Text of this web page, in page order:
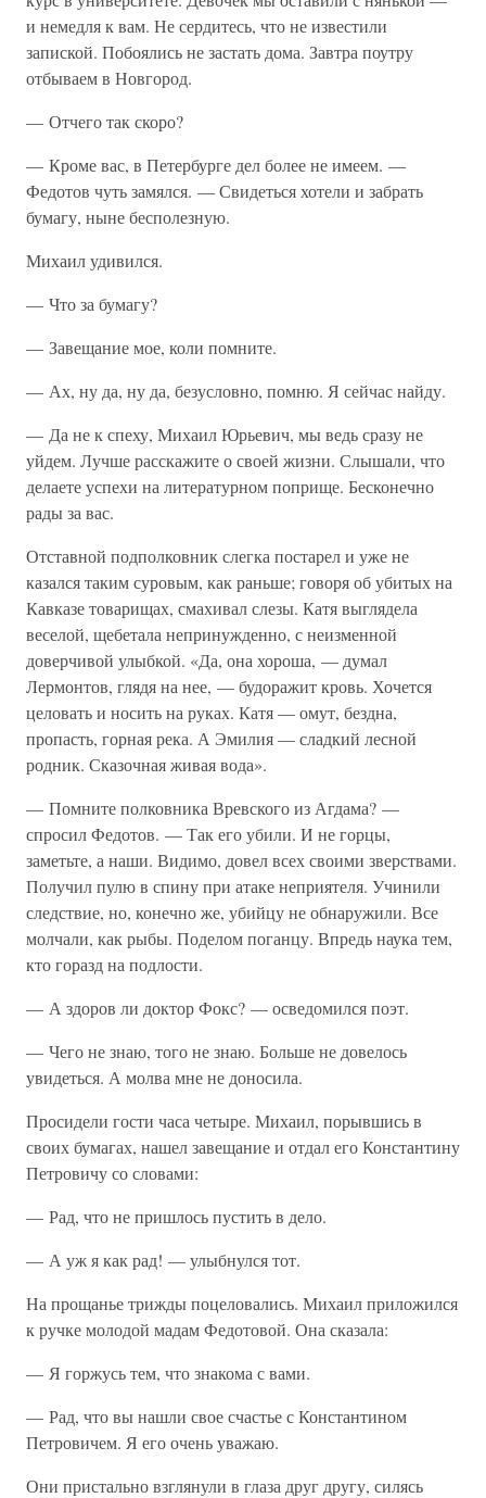
и немедля к вам. Не сердитесь, что не известили
запиской. Побоялись не застать дома. Завтра поутру
отбываем в Новгород.
— Отчего так скоро?
— Кроме вас, в Петербурге дел более не имеем. —
Федотов чуть замялся. — Свидеться хотели и забрать
бумагу, ныне бесполезную.
Михаил удивился.
— Что за бумагу?
— Завещание мое, коли помните.
— Ах, ну да, ну да, безусловно, помню. Я сейчас найду.
— Да не к спеху, Михаил Юрьевич, мы ведь сразу не
уйдем. Лучше расскажите о своей жизни. Слышали, что
делаете успехи на литературном поприще. Бесконечно
рады за вас.
Отставной подполковник слегка постарел и уже не
казался таким суровым, как раньше; говоря об убитых на
Кавказе товарищах, смахивал слезы. Катя выглядела
веселой, щебетала непринужденно, с неизменной
доверчивой улыбкой. «Да, она хороша, — думал
Лермонтов, глядя на нее, — будоражит кровь. Хочется
целовать и носить на руках. Катя — омут, бездна,
пропасть, горная река. А Эмилия — сладкий лесной
родник. Сказочная живая вода».
— Помните полковника Вревского из Агдама? —
спросил Федотов. — Так его убили. И не горцы,
заметьте, а наши. Видимо, довел всех своими зверствами.
Получил пулю в спину при атаке неприятеля. Учинили
следствие, но, конечно же, убийцу не обнаружили. Все
молчали, как рыбы. Поделом поганцу. Впредь наука тем,
кто горазд на подлости.
— А здоров ли доктор Фокс? — осведомился поэт.
— Чего не знаю, того не знаю. Больше не довелось
увидеться. А молва мне не доносила.
Просидели гости часа четыре. Михаил, порывшись в
своих бумагах, нашел завещание и отдал его Константину
Петровичу со словами:
— Рад, что не пришлось пустить в дело.
— А уж я как рад! — улыбнулся тот.
На прощанье трижды поцеловались. Михаил приложился
к ручке молодой мадам Федотовой. Она сказала:
— Я горжусь тем, что знакома с вами.
— Рад, что вы нашли свое счастье с Константином
Петровичем. Я его очень уважаю.
Они пристально взглянули в глаза друг другу, силясь